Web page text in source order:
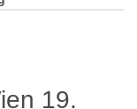
19.